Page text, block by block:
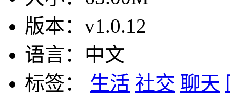
版本： v1.0.12
语言： 中文
标签：
生活 社交 聊天